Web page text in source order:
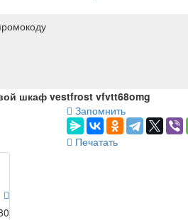
шкаф vestfrost vfvtt68omg
Запомнить
Печатать